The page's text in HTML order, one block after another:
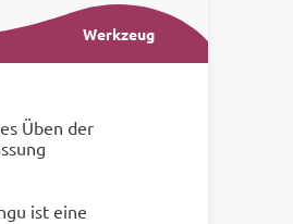
Werkzeug
Üben der
ist eine